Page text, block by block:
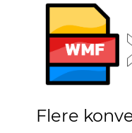
Flere